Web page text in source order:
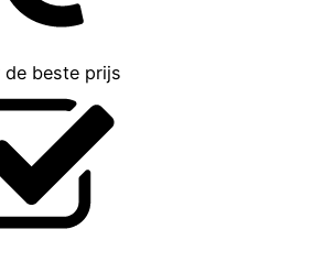
beste prijs